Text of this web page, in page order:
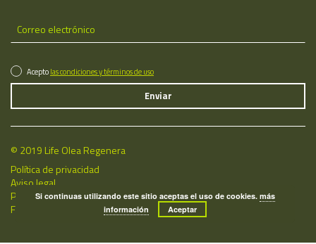
Aceptolas condiciones y términos de uso
© 2019 Life Olea Regenera
Política de privacidad
Aviso legal
Política de cookies
Fecha de última actualización: 06/08/2026
Si continuas utilizando este sitio aceptas el uso de cookies.más
información
Aceptar